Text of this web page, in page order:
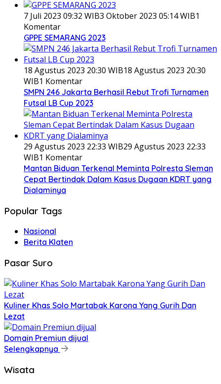
7 Juli 2023 09:32 WIB3 Oktober 2023 05:14 WIB1
Komentar
GPPE SEMARANG 2023
18 Agustus 2023 20:30 WIB18 Agustus 2023 20:30
WIB1 Komentar
SMPN 246 Jakarta Berhasil Rebut Trofi Turnamen
Futsal LB Cup 2023
29 Agustus 2023 22:33 WIB29 Agustus 2023 22:33
WIB1 Komentar
Mantan Biduan Terkenal Meminta Polresta Sleman
Cepat Bertindak Dalam Kasus Dugaan KDRT yang
Dialaminya
Popular Tags
Nasional
Berita Klaten
Pasar Suro
Kuliner Khas Solo Martabak Karona Yang Gurih Dan
Lezat
Domain Premiun dijual
Selengkapnya
Wisata